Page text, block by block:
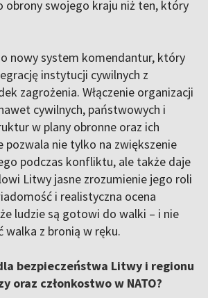
obrony swojego kraju niż ten, który
nowy system komendantur, który
instytucji cywilnych z
zagrożenia. Włączenie organizacji
cywilnych, państwowych i
w plany obronne oraz ich
pozwala nie tylko na zwiększenie
podczas konfliktu, ale także daje
Litwy jasne zrozumienie jego roli
i realistyczna ocena
ludzie są gotowi do walki – i nie
walka z bronią w ręku.
bezpieczeństwa Litwy i regionu
oraz członkostwo w NATO?